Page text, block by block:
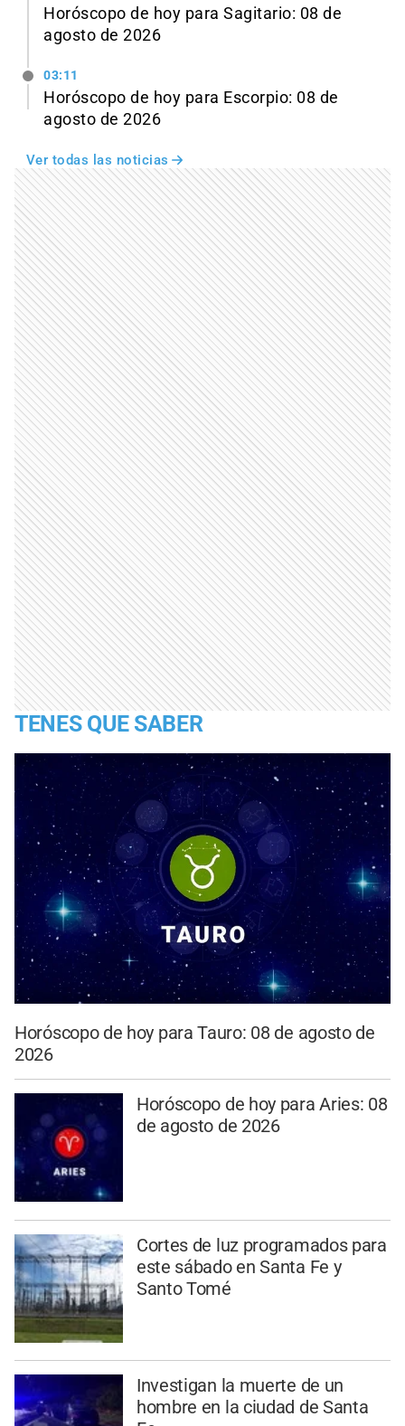
Horóscopo de hoy para Sagitario: 08 de
agosto de 2026
03:11
Horóscopo de hoy para Escorpio: 08 de
agosto de 2026
Ver todas las noticias
TENES QUE SABER
Horóscopo de hoy para Tauro: 08 de agosto de
2026
Horóscopo de hoy para Aries: 08
de agosto de 2026
Cortes de luz programados para
este sábado en Santa Fe y
Santo Tomé
Investigan la muerte de un
hombre en la ciudad de Santa